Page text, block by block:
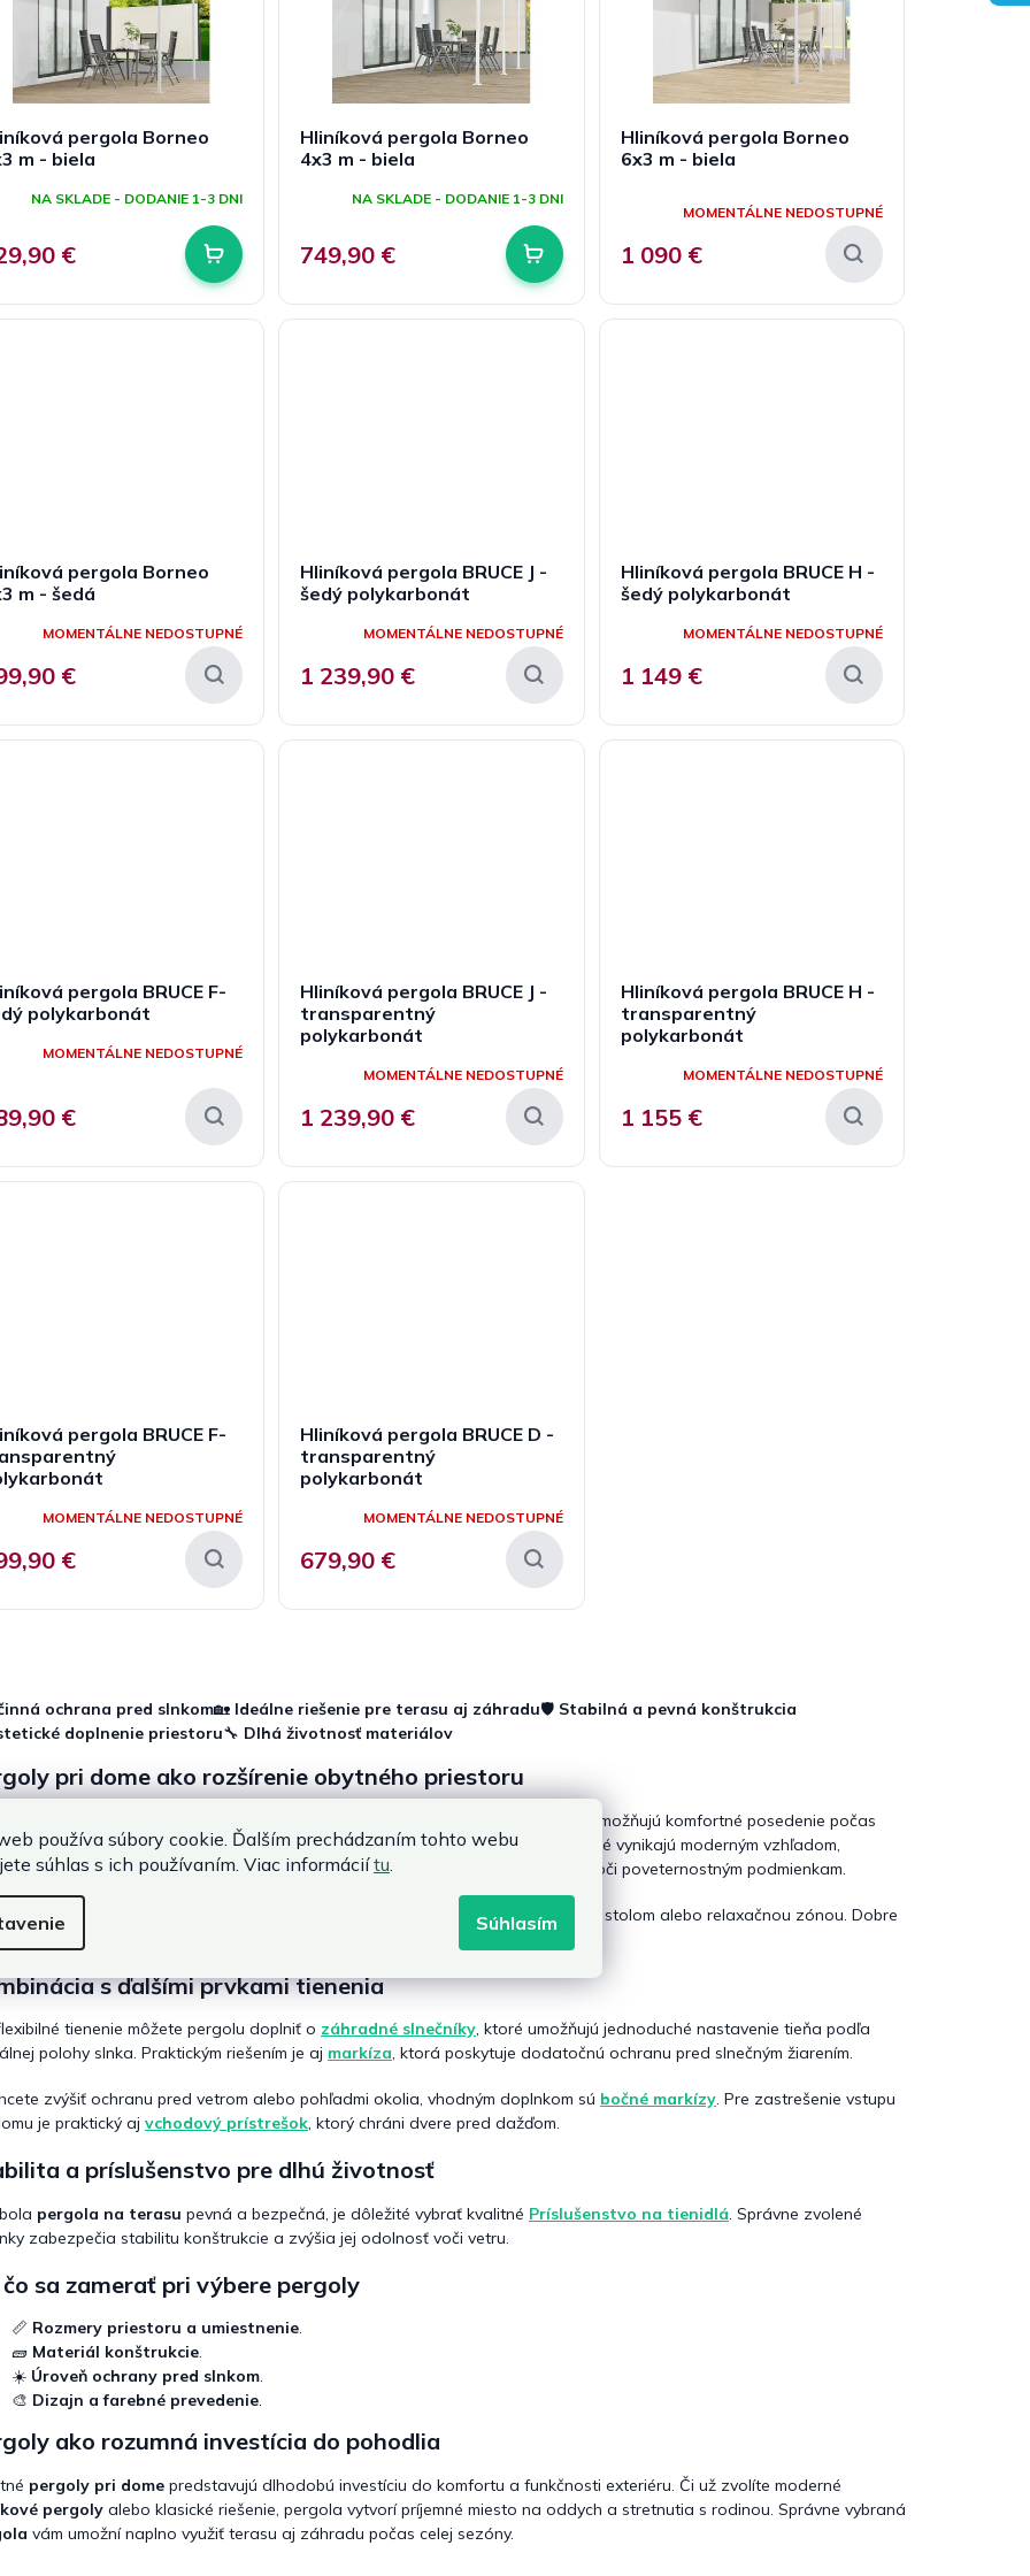
používa súbory cookie. Ďalším prechádzaním tohto webu
súhlas s ich používaním. Viac informáciítu
Súhlasím
pergola Borneo
m - biela
NA SKLADE - DODANIE 1-3 DNI
€
Hliníková pergola Borneo
4x3 m - biela
NA SKLADE - DODANIE 1-3 DNI
749,90 €
Hliníková pergola Borneo
6x3 m - biela
hodnotenie
je
5,0
5
hviezdičiek.
MOMENTÁLNE NEDOSTUPNÉ
1 090 €
pergola Borneo
m - šedá
MOMENTÁLNE NEDOSTUPNÉ
€
Hliníková pergola BRUCE J -
šedý polykarbonát
MOMENTÁLNE NEDOSTUPNÉ
1 239,90 €
Hliníková pergola BRUCE H -
šedý polykarbonát
MOMENTÁLNE NEDOSTUPNÉ
1 149 €
pergola BRUCE F-
polykarbonát
MOMENTÁLNE NEDOSTUPNÉ
€
Hliníková pergola BRUCE J -
transparentný
polykarbonát
MOMENTÁLNE NEDOSTUPNÉ
1 239,90 €
Hliníková pergola BRUCE H -
transparentný
polykarbonát
MOMENTÁLNE NEDOSTUPNÉ
1 155 €
pergola BRUCE F-
MOMENTÁLNE NEDOSTUPNÉ
€
Hliníková pergola BRUCE D -
transparentný
polykarbonát
MOMENTÁLNE NEDOSTUPNÉ
679,90 €
á
d
a
c
i
e
p
ý
i
s
u
ochrana pred slnkom🏡 Ideálne riešenie pre terasu aj záhradu🛡️ Stabilná a pevná konštrukcia
doplnenie priestoru🔧 Dlhá životnosť materiálov
pri dome ako rozšírenie obytného priestoru
vytvárajú prirodzené prepojenie medzi interiérom a exteriérom. Umožňujú komfortné posedenie počas
letných dní aj pri miernom daždi. Obľúbené sú najmähliníkové pergoly
, ktoré vynikajú moderným vzhľadom,
a minimálnou údržbou. Kvalitnáhliníková pergola je stabilná a odolná voči poveternostným podmienkam.
riešenie pre záhradu,
poskytuje tieň nad jedálenským stolom alebo relaxačnou zónou. Dobre
s ďalšími prvkami tienenia
tienenie môžete pergolu doplniť o záhradné slnečníky, ktoré umožňujú jednoduché nastavenie tieňa podľa
polohy slnka. Praktickým riešením je aj markíza, ktorá poskytuje dodatočnú ochranu pred slnečným žiarením.
zvýšiť ochranu pred vetrom alebo pohľadmi okolia, vhodným doplnkom sú bočné markízy. Pre zastrešenie vstupu
je praktický aj vchodový prístrešok, ktorý chráni dvere pred dažďom.
a príslušenstvo pre dlhú životnosť
pergola na terasu pevná a bezpečná, je dôležité vybrať kvalitné Príslušenstvo na tienidlá. Správne zvolené
zabezpečia stabilitu konštrukcie a zvýšia jej odolnosť voči vetru.
čo sa zamerať pri výbere pergoly
📏 Rozmery priestoru a umiestnenie.
🧱 Materiál konštrukcie.
☀️ Úroveň ochrany pred slnkom.
🎨 Dizajn a farebné prevedenie.
ako rozumná investícia do pohodlia
pergoly pri dome predstavujú dlhodobú investíciu do komfortu a funkčnosti exteriéru. Či už zvolíte moderné
pergoly alebo klasické riešenie, pergola vytvorí príjemné miesto na oddych a stretnutia s rodinou. Správne vybraná
vám umožní naplno využiť terasu aj záhradu počas celej sezóny.